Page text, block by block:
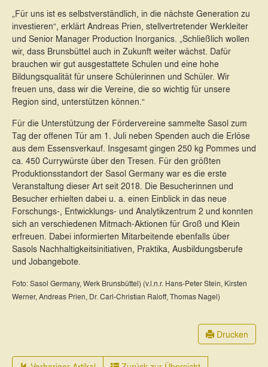
„Für uns ist es selbstverständlich, in die nächste Generation zu
investieren“, erklärt Andreas Prien, stellvertretender Werkleiter
und Senior Manager Production Inorganics. „Schließlich wollen
wir, dass Brunsbüttel auch in Zukunft weiter wächst. Dafür
brauchen wir gut ausgestattete Schulen und eine hohe
Bildungsqualität für unsere Schülerinnen und Schüler. Wir
freuen uns, dass wir die Vereine, die so wichtig für unsere
Region sind, unterstützen können.“
Für die Unterstützung der Fördervereine sammelte Sasol zum
Tag der offenen Tür am 1. Juli neben Spenden auch die Erlöse
aus dem Essensverkauf. Insgesamt gingen 250 kg Pommes und
ca. 450 Currywürste über den Tresen. Für den größten
Produktionsstandort der Sasol Germany war es die erste
Veranstaltung dieser Art seit 2018. Die Besucherinnen und
Besucher erhielten dabei u. a. einen Einblick in das neue
Forschungs-, Entwicklungs- und Analytikzentrum 2 und konnten
sich an verschiedenen Mitmach-Aktionen für Groß und Klein
erfreuen. Dabei informierten Mitarbeitende ebenfalls über
Sasols Nachhaltigkeitsinitiativen, Praktika, Ausbildungsberufe
und Jobangebote.
Foto: Sasol Germany, Werk Brunsbüttel) (v.l.n.r. Hans-Peter Stein, Kirsten
Werner, Andreas Prien, Dr. Carl-Christian Raloff, Thomas Nagel)
Drucken